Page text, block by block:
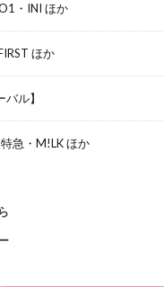
・INI ほか
ほか
ル】
急・M!LK ほか